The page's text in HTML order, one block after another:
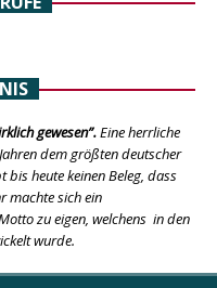
gewesen”.Eine herrliche
dem größten deutscher
bis heute keinen Beleg, dass
machte sich ein
zu eigen, welchens in den
wurde.